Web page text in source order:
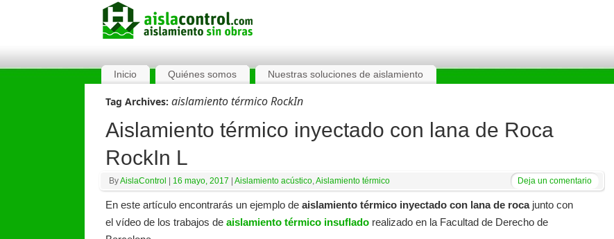
Inicio Quiénes somos Nuestras soluciones de aislamiento
Tag Archives: aislamiento térmico RockIn
Aislamiento térmico inyectado con lana de Roca
RockIn L
ByAislaControl 16 mayo, 2017 Aislamiento acústico,Aislamiento térmico Deja un comentario
En este artículo encontrarás un ejemplo de aislamiento térmico inyectado con lana de roca junto con
el vídeo de los trabajos de aislamiento térmico insuflado realizado en la Facultad de Derecho de